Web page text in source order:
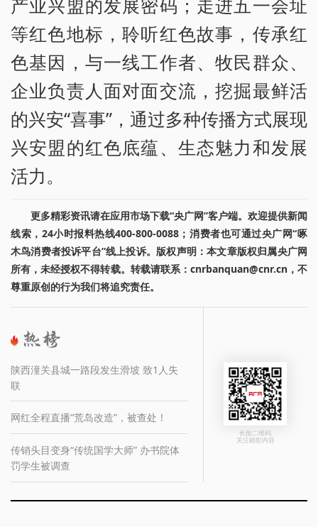
产业兴盟的发展密码；走进五一会址
等红色地标，聆听红色故事，传承红
色基因，与一线工作者、牧民群众、
企业负责人面对面交流，挖掘最鲜活
的兴安“喜事”，通过多种传播方式展现
兴安盟的红色底蕴、生态魅力和发展
活力。
更多精彩资讯请在应用市场下载“央广网”客户端。欢迎提供新闻
线索，24小时报料热线400-800-0088；消费者也可通过央广网“啄
木鸟消费者投诉平台”线上投诉。版权声明：本文章版权归属央广网
所有，未经授权不得转载。转载请联系：cnrbanquan@cnr.cn，不
尊重原创的行为我们将追究责任。
陕西潼关县城一路段发生滑坡 致1人失
联
网红全程直播“荒岛改造”，被查处！
传销头目变身“传统国学大师” 办书院体
罚学生被调查
长按二维码
关注精彩内容